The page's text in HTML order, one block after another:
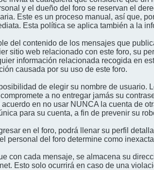
y el dueño del foro se reservan el
Este es un proceso manual, así que,
Esta política se aplica también a la
del contenido de los mensajes que
sitio web relacionado con este foro, su
información relacionada recogida en
causada por su uso de este foro.
de elegir su nombre de
a no entregar jamás su
en no usar NUNCA la cuenta de
para su cuenta, a fin de prevenir su
en el foro, podrá llenar su perfil
personal del foro determine como
con cada mensaje, se almacena su
Esto solo ocurrirá en caso de una